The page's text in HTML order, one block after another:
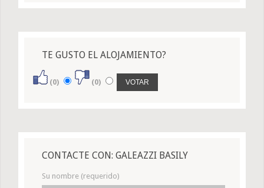
TE GUSTO EL ALOJAMIENTO?
(0) (0)
CONTACTE CON: GALEAZZI BASILY
Su nombre (requerido)